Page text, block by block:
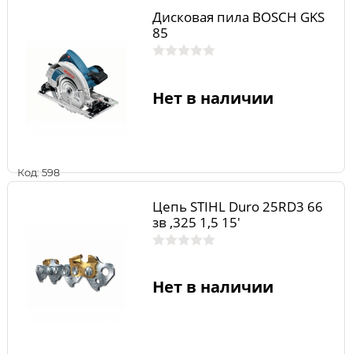
Код: 598
Дисковая пила BOSCH GKS
85
Нет в наличии
Цепь STIHL Duro 25RD3 66
зв ,325 1,5 15'
Нет в наличии